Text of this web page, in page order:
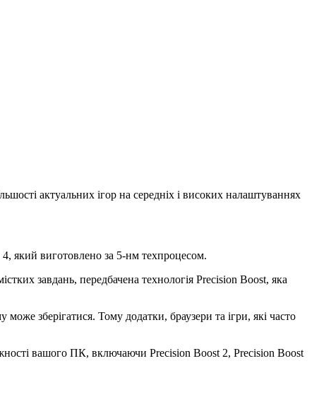
актуальних ігор на середніх і високих налаштуваннях
який виготовлено за 5-нм техпроцесом.
завдань, передбачена технологія Precision Boost, яка
зберігатися. Тому додатки, браузери та ігри, які часто
вашого ПК, включаючи Precision Boost 2, Precision Boost